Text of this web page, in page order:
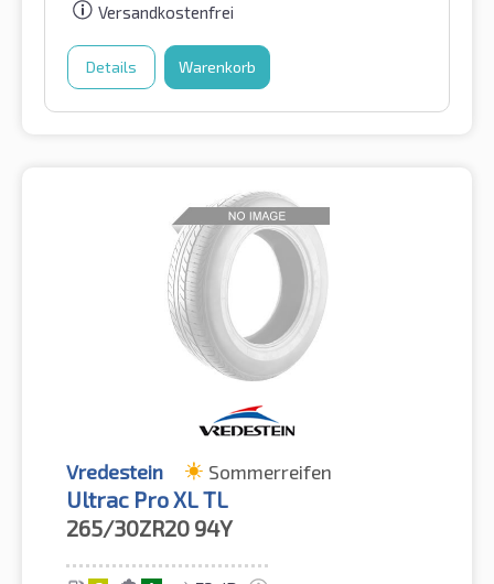
Versandkostenfrei
Details Warenkorb
Vredestein Sommerreifen
Ultrac Pro XL TL
265/30ZR20 94Y